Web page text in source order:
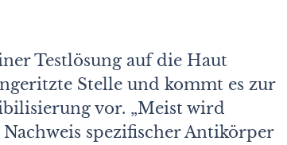
Testlösung auf die Haut
Stelle und kommt es zur
vor. „Meist wird
spezifischer Antikörper